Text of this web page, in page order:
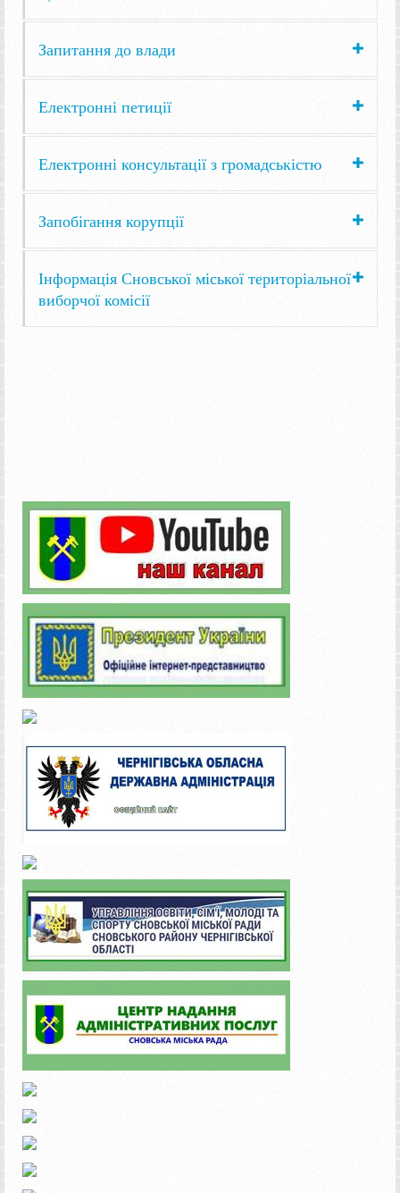
Запитання до влади
Електронні петиції
Електронні консультації з громадськістю
Запобігання корупції
Інформація Сновської міської територіальної
виборчої комісії